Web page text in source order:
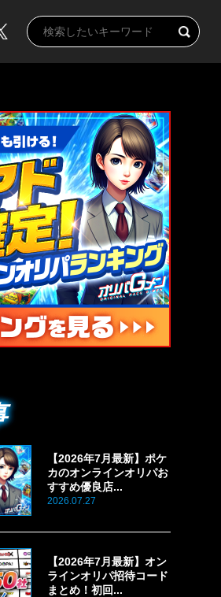
【2026年7月最新】ポケ
カのオンラインオリパお
すすめ優良店...
2026.07.27
【2026年7月最新】オン
ラインオリパ招待コード
まとめ！初回...